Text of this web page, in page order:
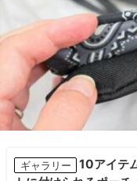
ギャラリー
10アイテ